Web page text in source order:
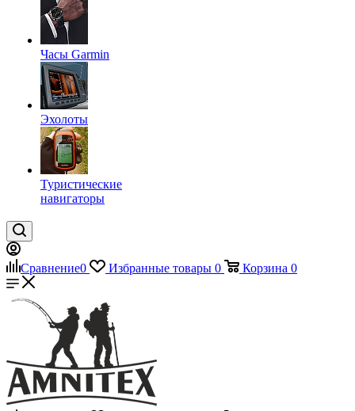
Часы Garmin
Эхолоты
Туристические
навигаторы
Сравнение0 Избранные товары 0 Корзина 0